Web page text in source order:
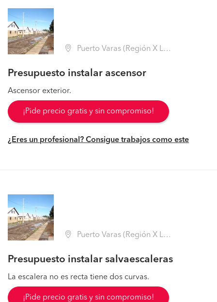
Puerto Varas (Región X Los Lagos - Llanquihue)
Presupuesto instalar ascensor
Ascensor exterior.
¡Pide precio gratis y sin compromiso!
¿Eres un profesional? Consigue trabajos como este
Puerto Varas (Región X Los Lagos - Llanquihue)
Presupuesto instalar salvaescaleras
La escalera no es recta tiene dos curvas.
¡Pide precio gratis y sin compromiso!